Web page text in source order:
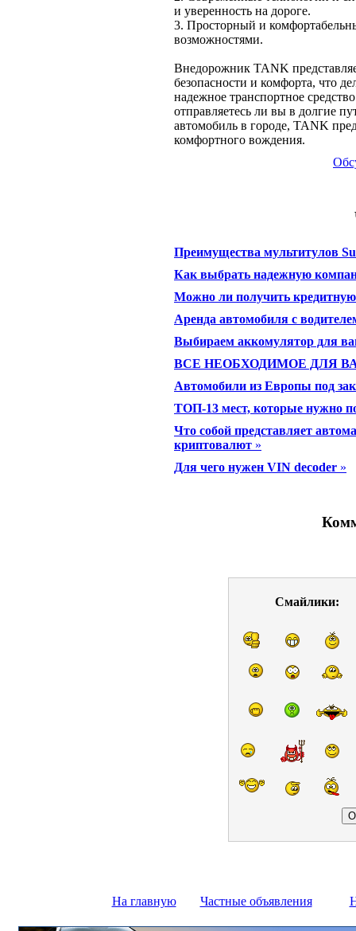
и уверенность на дороге.
3. Просторный и
возможностями.
Внедорожник TANK
безопасности и комфорта, что
надежное транспортное
отправляетесь ли вы в долгие
автомобиль в городе, TANK
комфортного вождения.
Преимущества мультитулов
Как выбрать надежную
Можно ли получить кредитную
Аренда автомобиля с
Выбираем аккомулятор для
ВСЕ НЕОБХОДИМОЕ ДЛЯ
Автомобили из Европы под
ТОП-13 мест, которые нужно
Что собой представляет
криптовалют »
Для чего нужен VIN decoder »
Смайлики:
На главную Частные объявления